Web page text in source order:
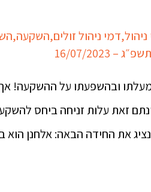
,דמי ניהול זולים,השקעה,
16/07/2023
ובהשפעתו על ההשקעה!
זאת עלות זניחה ביחס
את החידה הבאה: אלחנן